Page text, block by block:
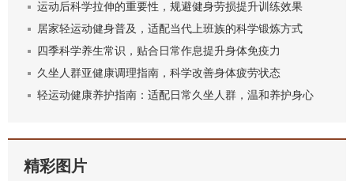
运动后科学拉伸的重要性，规避健身劳损提升训练效果
居家轻运动健身普及，适配当代上班族的科学锻炼方式
四季科学养生常识，贴合日常作息提升身体免疫力
久坐人群亚健康调理指南，科学改善身体疲劳状态
轻运动健康养护指南：适配日常久坐人群，温和养护身心
精彩图片